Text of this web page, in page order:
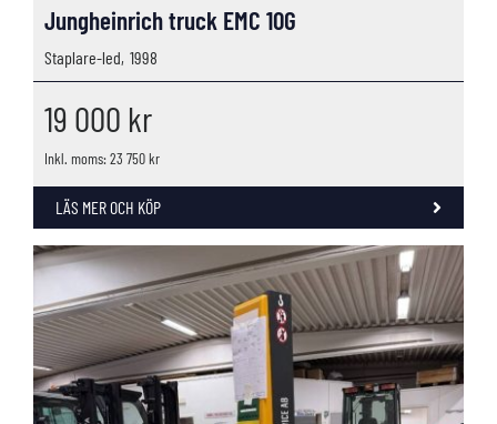
Jungheinrich truck EMC 10G
Staplare-led, 1998
19 000 kr
Inkl. moms: 23 750 kr
LÄS MER OCH KÖP